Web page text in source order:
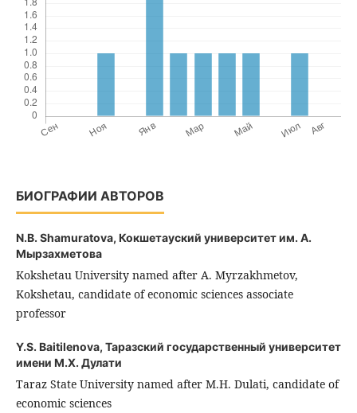
БИОГРАФИИ АВТОРОВ
N.B. Shamuratova, Кокшетауский университет им. А.
Мырзахметова
Kokshetau University named after A. Myrzakhmetov,
Kokshetau, candidate of economic sciences associate
professor
Y.S. Baitilenova, Таразский государственный университет
имени М.Х. Дулати
Taraz State University named after M.H. Dulati, candidate of
economic sciences